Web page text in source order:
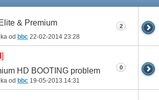
& Premium
od bbc 22-02-2014 23:28
2
]
HD BOOTING problem
od bbc 19-05-2013 14:31
0